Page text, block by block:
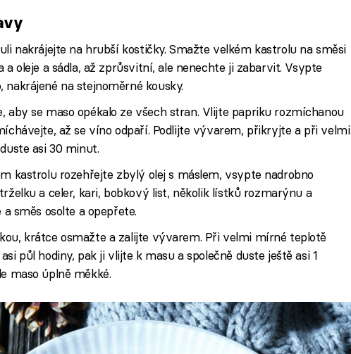
nakrájejte na hrubší kostičky. Smažte velkém kastrolu na směsi
a oleje a sádla, až zprůsvitní, ale nenechte ji zabarvit. Vsypte
nakrájené na stejnoměrné kousky.
aby se maso opékalo ze všech stran. Vlijte papriku rozmíchanou
až se víno odpaří. Podlijte vývarem, přikryjte a při velmi
asi 30 minut.
kastrolu rozehřejte zbylý olej s máslem, vsypte nadrobno
a celer, kari, bobkový list, několik lístků rozmarýnu a
směs osolte a opepřete.
krátce osmažte a zalijte vývarem. Při velmi mírné teplotě
půl hodiny, pak ji vlijte k masu a společně duste ještě asi 1
maso úplně měkké.